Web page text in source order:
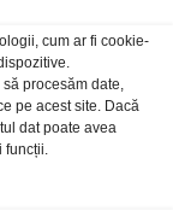
cum ar fi cookie-
procesăm date,
pe acest site. Dacă
dat poate avea